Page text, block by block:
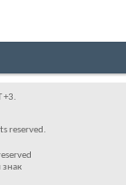
+3.
reserved.